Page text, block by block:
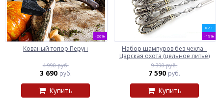
-26%
Кованый топор Перун
4 990 руб.
3 690 руб.
Купить
ХИТ
-19%
Набор шампуров без чехла -
Царская охота (цельное литье)
9 390 руб.
7 590 руб.
Купить